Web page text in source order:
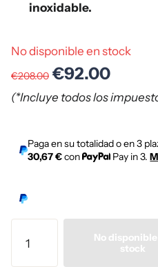
inoxidable.
No disponible en stock
€208.00 €92.00
(*Incluye todos los
Paga en su totalidad o en 3
30,67 €con Pay in 3.
No
stock